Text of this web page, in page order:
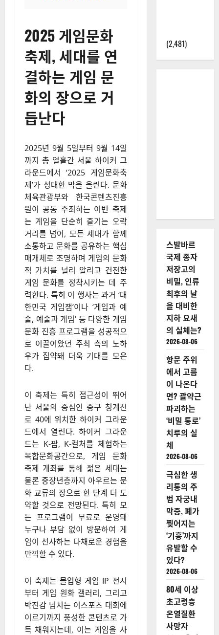
2025 게임문화
축제, 세대를 연
결하는 게임 문
화의 장으로 거
듭난다
2025년 9월 5일부터 9월 14일
까지 총 열흘간 서울 하이커 그
라운드에서 ‘2025 게임문화축
제’가 성대한 막을 올린다. 문화
체육관광부와 한국콘텐츠진흥
원이 공동 주최하는 이번 축제
는 게임을 단순히 즐기는 오락
거리를 넘어, 모든 세대가 함께
소통하고 문화를 공유하는 핵심
매개체로 조명하며 게임의 문화
적 가치를 널리 알리고 건전한
게임 문화를 정착시키는 데 주
력한다. 특히 이 행사는 과거 ‘대
한민국 게임잼’이나 ‘게임과 예
술, 예술과 게임’ 등 다양한 게임
문화 진흥 프로그램을 성공적으
로 이끌어왔던 주최 측의 노하
우가 집약돼 더욱 기대를 모은
다.
이 축제는 특히 접근성이 뛰어
난 서울의 중심인 중구 청계천
로 40에 위치한 하이커 그라운
드에서 열린다. 하이커 그라운
드는 K-팝, K-컬처를 체험하는
복합문화공간으로, 게임 문화
축제 개최를 통해 젊은 세대는
물론 중장년층까지 아우르는 문
화 교류의 장으로 한 단계 더 도
약할 것으로 전망된다. 특히 모
든 프로그램이 무료로 운영돼
누구나 부담 없이 방문하여 게
임이 선사하는 다채로운 경험을
만끽할 수 있다.
이 축제는 몰입형 게임 IP 전시
부터 게임 원화 갤러리, 그리고
박진감 넘치는 이스포츠 대회에
이르기까지 풍성한 콘텐츠로 가
득 채워지는데, 이는 게임을 사
(2,481)
스발바르
국제 종자
저장고의
비밀, 인류
최후의 날
을 대비한
지하 요새
의 실체는?
2026-08-06
항문 주위
에서 고름
이 나온다
면? 괄약근
파괴하는
‘비밀 통로’
치루의 실
체
2026-08-06
극심한 생
리통의 주
범 자궁내
막증, 폐가
찢어지는
‘기흉’까지
유발할 수
있다?
2026-08-06
80세 이상
초고령층
온열질환
사망자